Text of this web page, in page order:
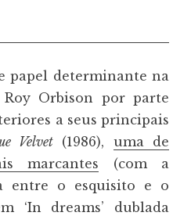
papel determinante na
Roy Orbison por parte
a seus principais
Velvet (1986), uma de
marcantes (com a
entre o esquisito e o
‘In dreams’ dublada